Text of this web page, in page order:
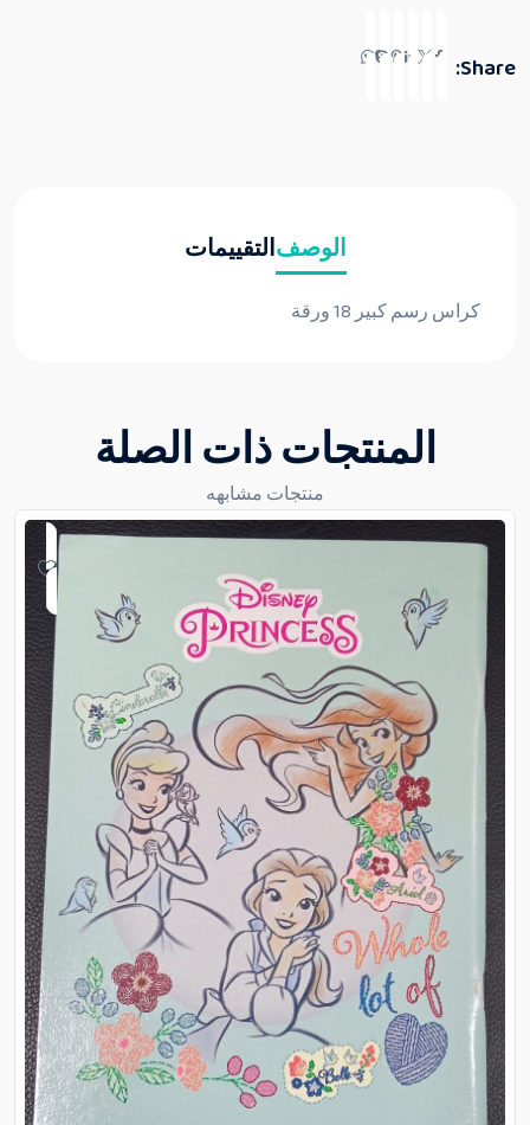
Share:
الوصفالتقييمات
كراس رسم كبير 18 ورقة
المنتجات ذات الصلة
منتجات مشابهه